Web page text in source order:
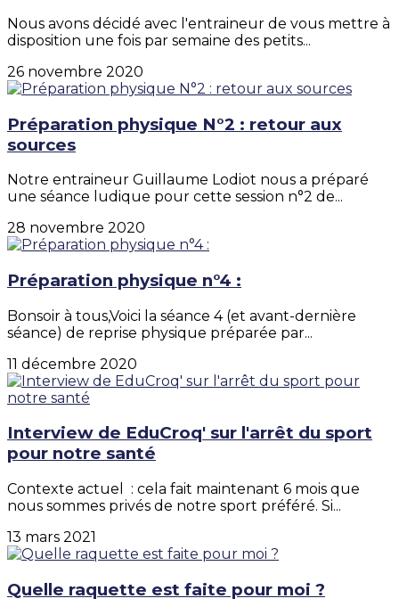
Nous avons décidé avec l'entraineur de vous mettre à
disposition une fois par semaine des petits...
26 novembre 2020
Préparation physique N°2 : retour aux
sources
Notre entraineur Guillaume Lodiot nous a préparé
une séance ludique pour cette session n°2 de...
28 novembre 2020
Préparation physique n°4 :
Bonsoir à tous,Voici la séance 4 (et avant-dernière
séance) de reprise physique préparée par...
11 décembre 2020
Interview de EduCroq' sur l'arrêt du sport
pour notre santé
Contexte actuel : cela fait maintenant 6 mois que
nous sommes privés de notre sport préféré. Si...
13 mars 2021
Quelle raquette est faite pour moi ?